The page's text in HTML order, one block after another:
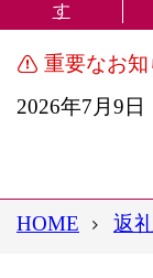
す
重要なお
2026年7月9日
HOME 返